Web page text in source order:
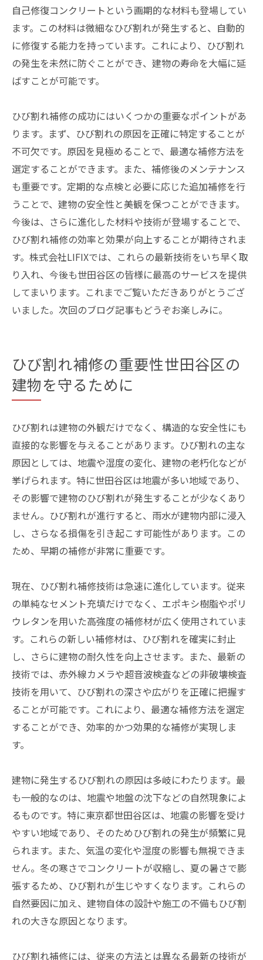
自己修復コンクリートという画期的な材料も登場してい
ます。この材料は微細なひび割れが発生すると、自動的
に修復する能力を持っています。これにより、ひび割れ
の発生を未然に防ぐことができ、建物の寿命を大幅に延
ばすことが可能です。
ひび割れ補修の成功にはいくつかの重要なポイントがあ
ります。まず、ひび割れの原因を正確に特定することが
不可欠です。原因を見極めることで、最適な補修方法を
選定することができます。また、補修後のメンテナンス
も重要です。定期的な点検と必要に応じた追加補修を行
うことで、建物の安全性と美観を保つことができます。
今後は、さらに進化した材料や技術が登場することで、
ひび割れ補修の効率と効果が向上することが期待されま
す。株式会社LIFIXでは、これらの最新技術をいち早く取
り入れ、今後も世田谷区の皆様に最高のサービスを提供
してまいります。これまでご覧いただきありがとうござ
いました。次回のブログ記事もどうぞお楽しみに。
ひび割れ補修の重要性世田谷区の
建物を守るために
ひび割れは建物の外観だけでなく、構造的な安全性にも
直接的な影響を与えることがあります。ひび割れの主な
原因としては、地震や湿度の変化、建物の老朽化などが
挙げられます。特に世田谷区は地震が多い地域であり、
その影響で建物のひび割れが発生することが少なくあり
ません。ひび割れが進行すると、雨水が建物内部に浸入
し、さらなる損傷を引き起こす可能性があります。この
ため、早期の補修が非常に重要です。
現在、ひび割れ補修技術は急速に進化しています。従来
の単純なセメント充填だけでなく、エポキシ樹脂やポリ
ウレタンを用いた高強度の補修材が広く使用されていま
す。これらの新しい補修材は、ひび割れを確実に封止
し、さらに建物の耐久性を向上させます。また、最新の
技術では、赤外線カメラや超音波検査などの非破壊検査
技術を用いて、ひび割れの深さや広がりを正確に把握す
ることが可能です。これにより、最適な補修方法を選定
することができ、効率的かつ効果的な補修が実現しま
す。
建物に発生するひび割れの原因は多岐にわたります。最
も一般的なのは、地震や地盤の沈下などの自然現象によ
るものです。特に東京都世田谷区は、地震の影響を受け
やすい地域であり、そのためひび割れの発生が頻繁に見
られます。また、気温の変化や湿度の影響も無視できま
せん。冬の寒さでコンクリートが収縮し、夏の暑さで膨
張するため、ひび割れが生じやすくなります。これらの
自然要因に加え、建物自体の設計や施工の不備もひび割
れの大きな原因となります。
ひび割れ補修には、従来の方法とは異なる最新の技術が